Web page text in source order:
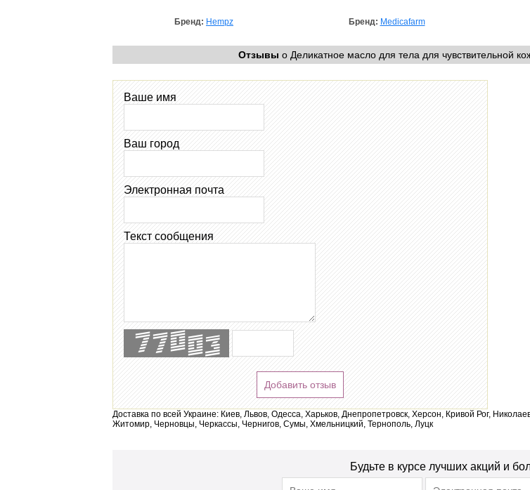
Бренд: Hempz Бренд: Medicafarm
Отзывы о Деликатное масло для тела для чувствительной
Ваше имя
Ваш город
Электронная почта
Текст сообщения
Добавить отзыв
Доставка по всей Украине: Киев, Львов, Одесса, Харьков, Днепропетровск, Херсон, Кривой Рог,
Житомир, Черновцы, Черкассы, Чернигов, Сумы, Хмельницкий, Тернополь, Луцк
Будьте в курсе лучших акций и